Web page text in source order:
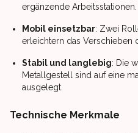
ergänzende Arbeitsstationen.
Mobil einsetzbar: Zwei
erleichtern das Verschieben
Stabil und langlebig: Die
Metallgestell sind auf eine
ausgelegt.
Technische Merkmale